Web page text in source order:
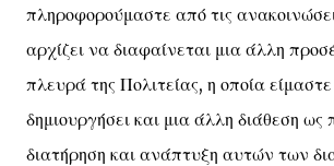
πληροφορούμαστε από τις
αρχίζει να διαφαίνεται μια άλλη
πλευρά της Πολιτείας, η οποία είμαστε
δημιουργήσει και μια άλλη διάθεση ως
διατήρηση και ανάπτυξη αυτών των